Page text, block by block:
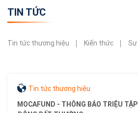
TIN TỨC
Tin tức thương hiệu Kiến thức Sự
Tin tức thương hiệu
MOCAFUND - THÔNG BÁO TRIỆU